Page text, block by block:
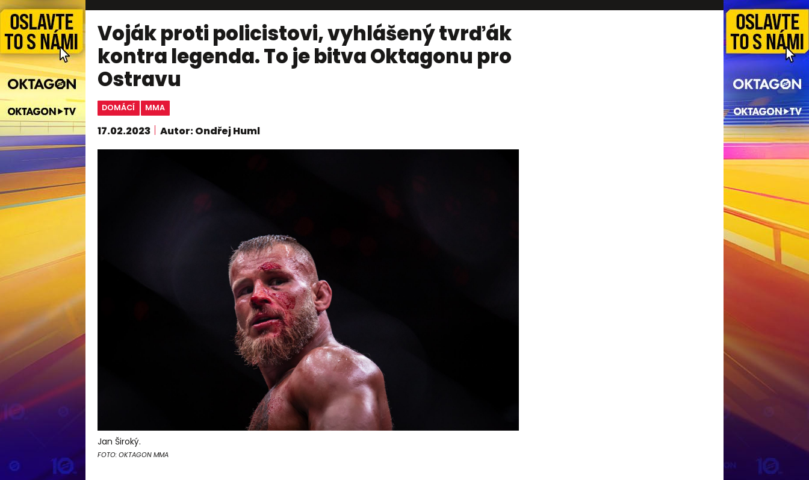
Voják proti policistovi, vyhlášený tvrďák
kontra legenda. To je bitva Oktagonu pro
Ostravu
DOMÁCÍ MMA
17.02.2023 Autor: Ondřej Huml
Jan Široký.
FOTO: OKTAGON MMA